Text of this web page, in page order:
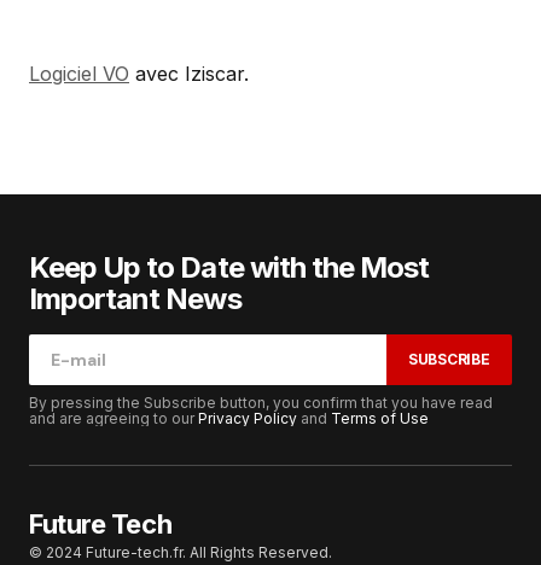
Logiciel VO avec Iziscar.
Keep Up to Date with the Most
Important News
SUBSCRIBE
By pressing the Subscribe button, you confirm that you have read
and are agreeing to ourPrivacy Policy and Terms of Use
Future Tech
© 2024 Future-tech.fr. All Rights Reserved.